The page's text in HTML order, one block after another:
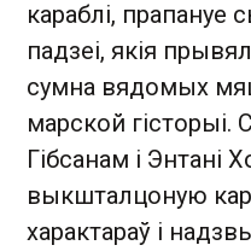
караблі,
падзеі, якія
сумна вядомых
марской
Гібсанам і Энтані
выкшталцоную
характараў і